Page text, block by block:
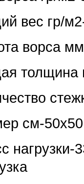
вес гр/
ворса
толщина
см-
нагрузки-